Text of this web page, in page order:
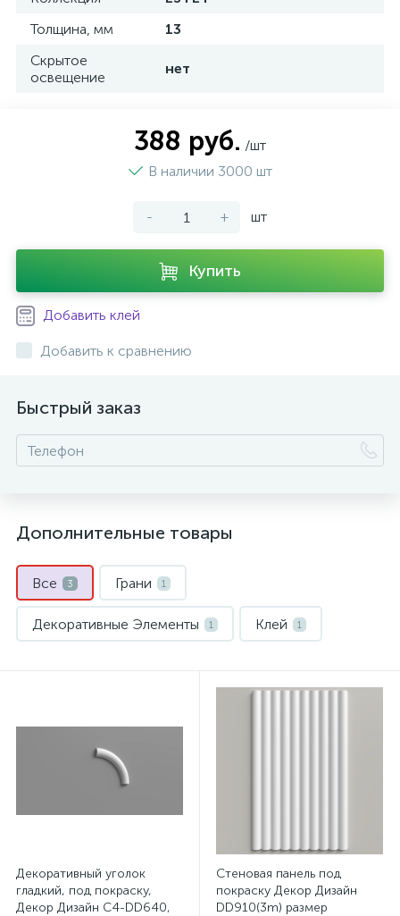
Толщина, мм
13
Скрытое
освещение
нет
388 руб. /шт
В наличии 3000 шт
- + шт
Купить
Добавить клей
Добавить к сравнению
Быстрый заказ
Дополнительные товары
Все 3 Грани 1
Декоративные Элементы 1 Клей 1
Декоративный уголок
гладкий, под покраску,
Декор Дизайн C4-DD640,
Стеновая панель под
покраску Декор Дизайн
DD910(3m) размер